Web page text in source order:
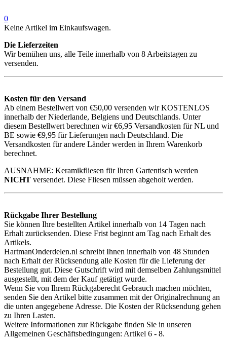
0
Keine Artikel im Einkaufswagen.
Die Lieferzeiten
Wir bemühen uns, alle Teile innerhalb von 8 Arbeitstagen zu
versenden.
Kosten für den Versand
Ab einem Bestellwert von €50,00 versenden wir KOSTENLOS
innerhalb der Niederlande, Belgiens und Deutschlands. Unter
diesem Bestellwert berechnen wir €6,95 Versandkosten für NL und
BE sowie €9,95 für Lieferungen nach Deutschland. Die
Versandkosten für andere Länder werden in Ihrem Warenkorb
berechnet.
AUSNAHME: Keramikfliesen für Ihren Gartentisch werden
NICHT versendet. Diese Fliesen müssen abgeholt werden.
Rückgabe Ihrer Bestellung
Sie können Ihre bestellten Artikel innerhalb von 14 Tagen nach
Erhalt zurücksenden. Diese Frist beginnt am Tag nach Erhalt des
Artikels.
HartmanOnderdelen.nl schreibt Ihnen innerhalb von 48 Stunden
nach Erhalt der Rücksendung alle Kosten für die Lieferung der
Bestellung gut. Diese Gutschrift wird mit demselben Zahlungsmittel
ausgestellt, mit dem der Kauf getätigt wurde.
Wenn Sie von Ihrem Rückgaberecht Gebrauch machen möchten,
senden Sie den Artikel bitte zusammen mit der Originalrechnung an
die unten angegebene Adresse. Die Kosten der Rücksendung gehen
zu Ihren Lasten.
Weitere Informationen zur Rückgabe finden Sie in unseren
Allgemeinen Geschäftsbedingungen: Artikel 6 - 8.